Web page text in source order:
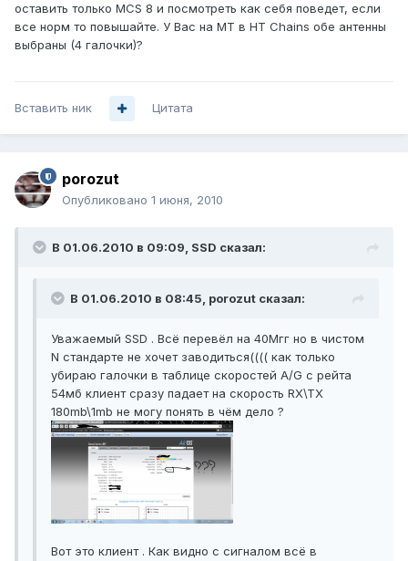
оставить только MCS 8 и посмотреть как себя поведет, если
все норм то повышайте. У Вас на MT в HT Chains обе антенны
выбраны (4 галочки)?
Вставить ник Цитата
porozut
Опубликовано 1 июня, 2010
В 01.06.2010 в 09:09, SSD сказал:
В 01.06.2010 в 08:45, porozut сказал:
Уважаемый SSD . Всё перевёл на 40Мгг но в чистом
N стандарте не хочет заводиться(((( как только
убираю галочки в таблице скоростей A/G с рейта
54мб клиент сразу падает на скорость RX\TX
180mb\1mb не могу понять в чём дело ?
Вот это клиент . Как видно с сигналом всё в